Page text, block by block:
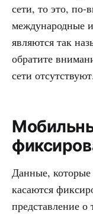
сети, то это,
международные
являются так
обратите
сети отсутствуют.
Данные,
касаются
представление